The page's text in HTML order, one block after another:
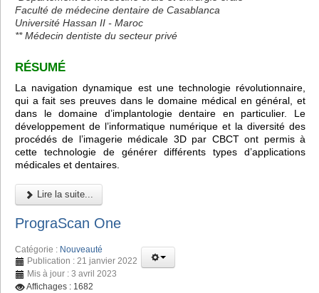
Faculté de médecine dentaire de Casablanca
Université Hassan II - Maroc
** Médecin dentiste du secteur privé
RÉSUMÉ
La navigation dynamique est une technologie révolutionnaire,
qui a fait ses preuves dans le domaine médical en général, et
dans le domaine d’implantologie dentaire en particulier. Le
développement de l’informatique numérique et la diversité des
procédés de l’imagerie médicale 3D par CBCT ont permis à
cette technologie de générer différents types d’applications
médicales et dentaires.
Lire la suite...
PrograScan One
Catégorie : Nouveauté
Publication : 21 janvier 2022
Mis à jour : 3 avril 2023
Affichages : 1682